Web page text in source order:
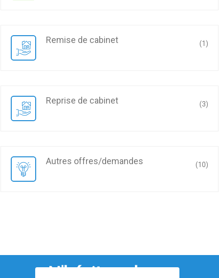
remise de cabinet (1)
reprise de cabinet (3)
autres offres/demandes (10)
N'hésitez plus...